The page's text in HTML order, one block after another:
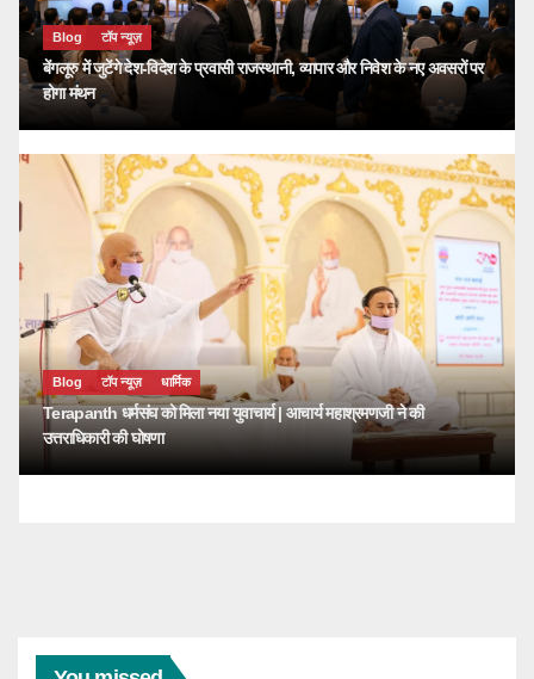
Blog टॉप न्यूज़
बेंगलूरु में जुटेंगे देश-विदेश के प्रवासी राजस्थानी, व्यापार और निवेश के नए अवसरों पर
होगा मंथन
Blog टॉप न्यूज़ धार्मिक
Terapanth धर्मसंघ को मिला नया युवाचार्य | आचार्य महाश्रमणजी ने की
उत्तराधिकारी की घोषणा